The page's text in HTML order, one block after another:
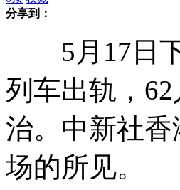
王岐山要求巡视组找出"老
北京国际园林博览会开幕
分享到：
5月17日下
列车出轨，
治。中新社
场的所见。